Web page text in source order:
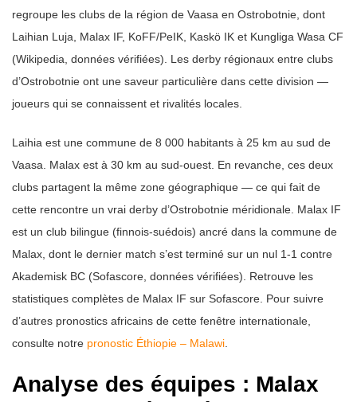
regroupe les clubs de la région de Vaasa en Ostrobotnie, dont
Laihian Luja, Malax IF, KoFF/PeIK, Kaskö IK et Kungliga Wasa CF
(Wikipedia, données vérifiées). Les derby régionaux entre clubs
d’Ostrobotnie ont une saveur particulière dans cette division —
joueurs qui se connaissent et rivalités locales.
Laihia est une commune de 8 000 habitants à 25 km au sud de
Vaasa. Malax est à 30 km au sud-ouest. En revanche, ces deux
clubs partagent la même zone géographique — ce qui fait de
cette rencontre un vrai derby d’Ostrobotnie méridionale. Malax IF
est un club bilingue (finnois-suédois) ancré dans la commune de
Malax, dont le dernier match s’est terminé sur un nul 1-1 contre
Akademisk BC (Sofascore, données vérifiées). Retrouve les
statistiques complètes de Malax IF sur Sofascore. Pour suivre
d’autres pronostics africains de cette fenêtre internationale,
consulte notre pronostic Éthiopie – Malawi.
Analyse des équipes : Malax